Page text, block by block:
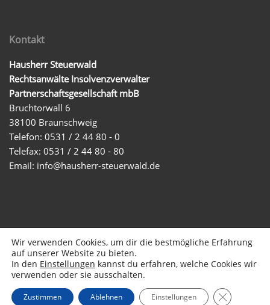
Kontakt
Hausherr Steuerwald
Rechtsanwälte Insolvenzverwalter
Partnerschaftsgesellschaft mbB
Bruchtorwall 6
38100 Braunschweig
Telefon: 0531 / 2 44 80 - 0
Telefax: 0531 / 2 44 80 - 80
Email: info@hausherr-steuerwald.de
© 2026 Hausherr Steuerwald Startseite
Impressum
und Informationspflichten
Wir verwenden Cookies, um dir die bestmögliche Erfahrung
auf unserer Website zu bieten.
In den Einstellungen kannst du erfahren, welche Cookies wir
verwenden oder sie ausschalten.
Zustimmen Ablehnen Einstellungen GDPR